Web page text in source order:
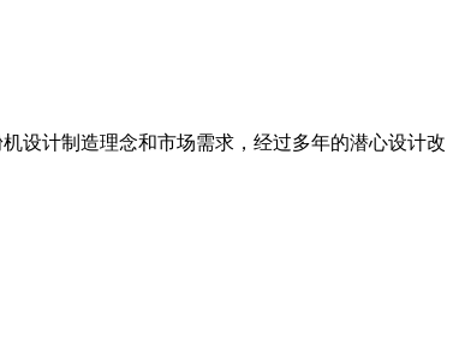
设计制造理念和市场需求，经过多年的潜心设计改